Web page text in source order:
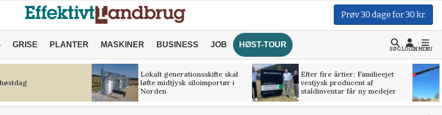
Prøv 30 dage for 30 kr.
GRISE PLANTER MASKINER BUSINESS JOB HØST-TOUR
SØGLOGINMENU
Lokalt generationsskifte skal
løfte midtjysk siloimportør i
Norden
Efter fire årtier: Familieejet
vestjysk producent af
staldinventar får ny medejer